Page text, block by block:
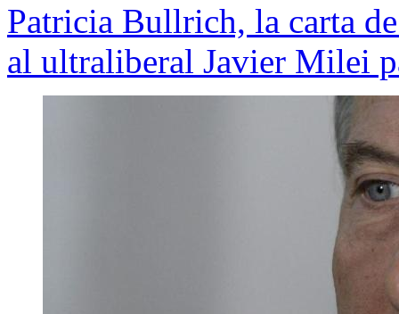
Patricia Bullrich, la carta
al ultraliberal Javier Milei